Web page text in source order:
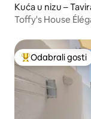
Kuća u nizu –
Toffy's House
Među najviše
Odabrali gosti